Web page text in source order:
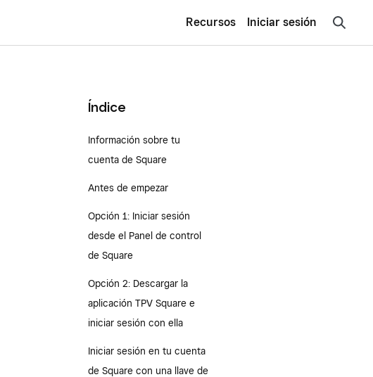
Recursos Iniciar sesión
Índice
Información sobre tu
cuenta de Square
Antes de empezar
Opción 1: Iniciar sesión
desde el Panel de control
de Square
Opción 2: Descargar la
aplicación TPV Square e
iniciar sesión con ella
Iniciar sesión en tu cuenta
de Square con una llave de